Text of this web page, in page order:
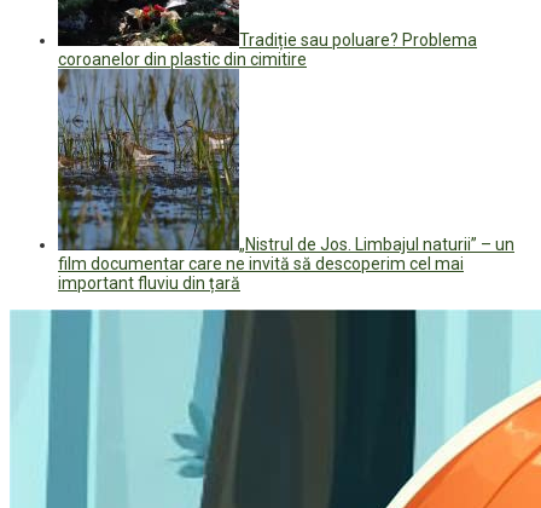
Tradiție sau poluare? Problema
coroanelor din plastic din cimitire
„Nistrul de Jos. Limbajul naturii” – un
film documentar care ne invită să descoperim cel mai
important fluviu din țară